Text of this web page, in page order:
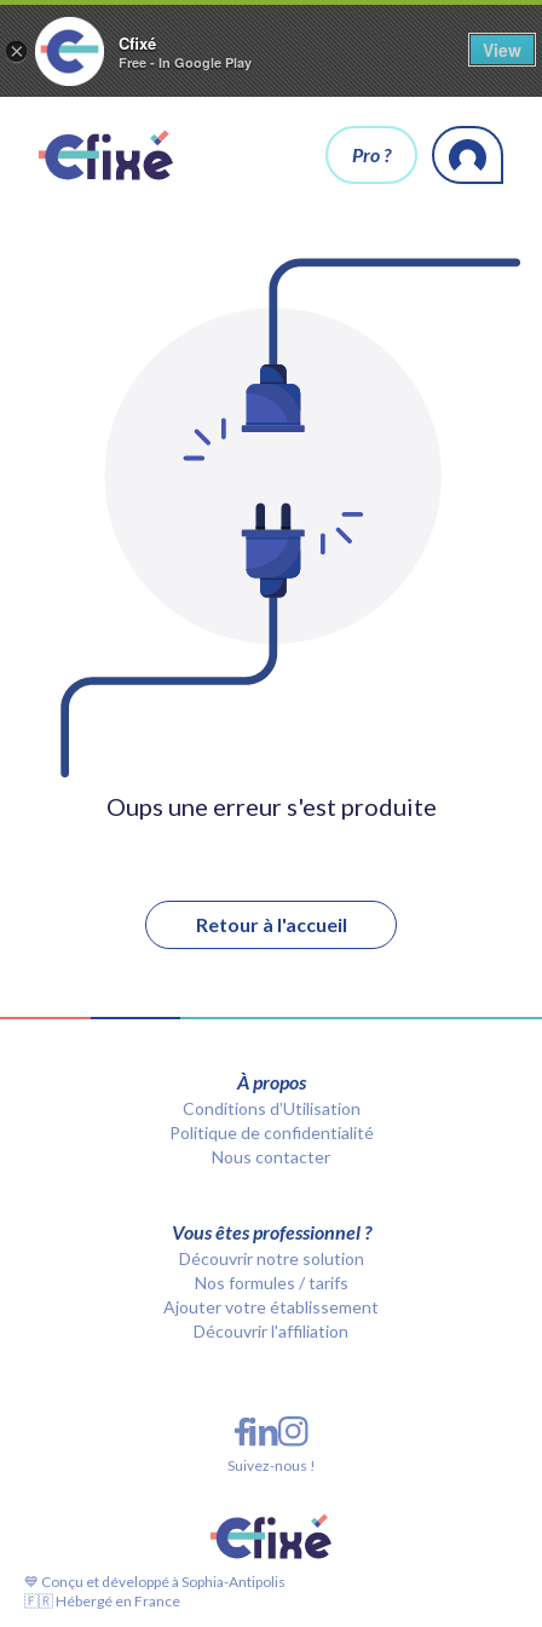
× Cfixé
Free - In Google Play
View
Pro ?
Oups une erreur s'est produite
Retour à l'accueil
À propos
Conditions d’Utilisation
Politique de confidentialité
Nous contacter
Vous êtes professionnel ?
Découvrir notre solution
Nos formules / tarifs
Ajouter votre établissement
Découvrir l'affiliation
💙 Conçu et développé à Sophia-Antipolis
🇫🇷 Hébergé en France
Suivez-nous !